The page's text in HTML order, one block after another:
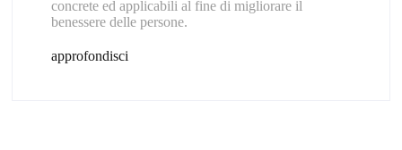
concrete ed applicabili al fine di migliorare il
benessere delle persone.
approfondisci